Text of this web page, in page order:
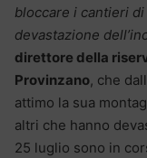
bloccare i cantieri
devastazione
direttore della
Provinzano, che
attimo la sua
altri che hanno
25 luglio sono in